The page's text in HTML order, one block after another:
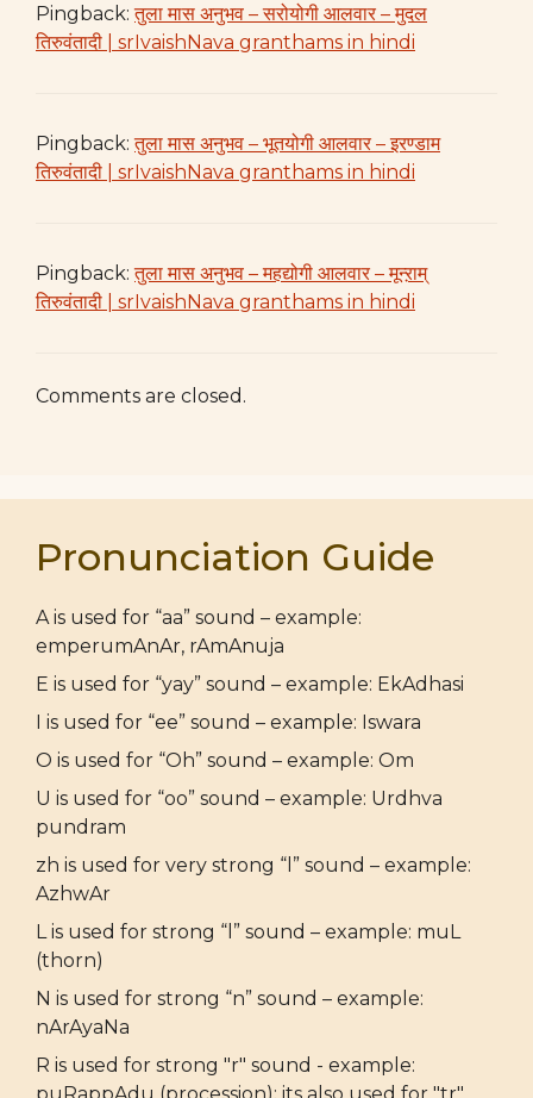
Pingback:तुला मास अनुभव – सरोयोगी आलवार – मुदल
तिरुवंतादी | srIvaishNava granthams in hindi
Pingback:तुला मास अनुभव – भूतयोगी आलवार – इरण्डाम
तिरुवंतादी | srIvaishNava granthams in hindi
Pingback:तुला मास अनुभव – महद्योगी आलवार – मून्ऱाम्
तिरुवंतादी | srIvaishNava granthams in hindi
Comments are closed.
Pronunciation Guide
A is used for “aa” sound – example:
emperumAnAr, rAmAnuja
E is used for “yay” sound – example: EkAdhasi
I is used for “ee” sound – example: Iswara
O is used for “Oh” sound – example: Om
U is used for “oo” sound – example: Urdhva
pundram
zh is used for very strong “l” sound – example:
AzhwAr
L is used for strong “l” sound – example: muL
(thorn)
N is used for strong “n” sound – example:
nArAyaNa
R is used for strong "r" sound - example: